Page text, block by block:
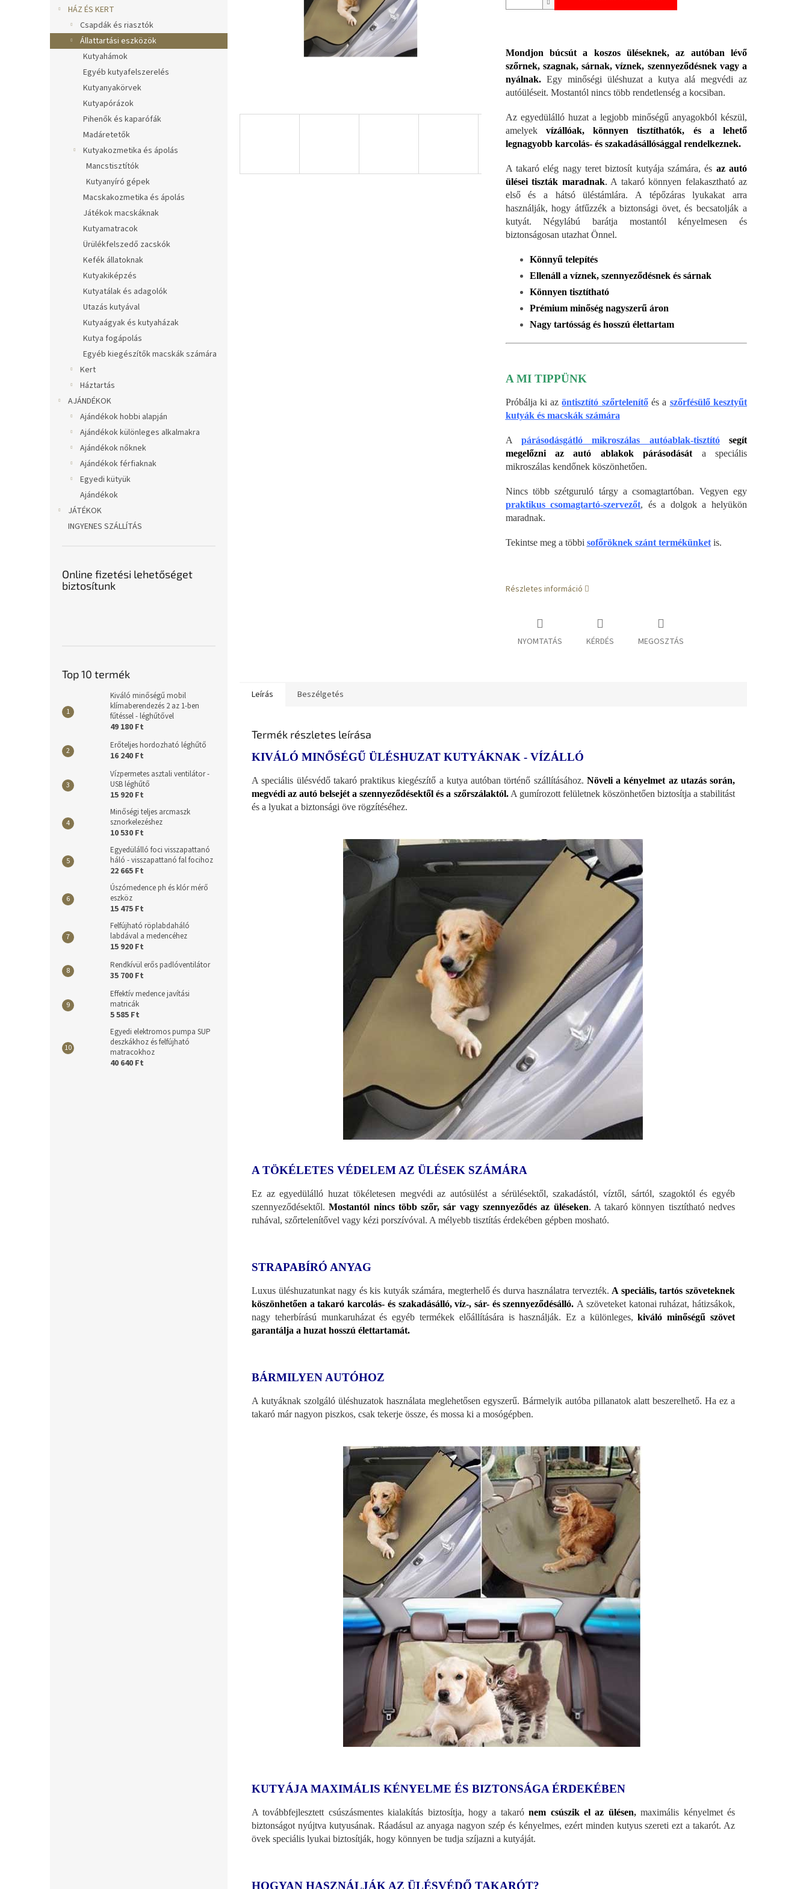
HÁZ ÉS KERT
Csapdák és riasztók
Állattartási eszközök
Kutyahámok
Egyéb kutyafelszerelés
Kutyanyakörvek
Kutyapórázok
Pihenők és kaparófák
Madáretetők
Kutyakozmetika és ápolás
Mancstisztítók
Kutyanyíró gépek
Macskakozmetika és ápolás
Játékok macskáknak
Kutyamatracok
Ürülékfelszedő zacskók
Kefék állatoknak
Kutyakiképzés
Kutyatálak és adagolók
Utazás kutyával
Kutyaágyak és kutyaházak
Kutya fogápolás
Egyéb kiegészítők macskák számára
Kert
Háztartás
AJÁNDÉKOK
Ajándékok hobbi alapján
Ajándékok különleges alkalmakra
Ajándékok nőknek
Ajándékok férfiaknak
Egyedi kütyük
Ajándékok
JÁTÉKOK
INGYENES SZÁLLÍTÁS
Online fizetési lehetőséget
biztosítunk
Top 10 termék
Kiváló minőségű mobil
klímaberendezés 2 az 1-ben
fűtéssel - léghűtővel
49 180 Ft
Erőteljes hordozható léghűtő
16 240 Ft
Vízpermetes asztali ventilátor -
USB léghűtő
15 920 Ft
Minőségi teljes arcmaszk
sznorkelezéshez
10 530 Ft
Egyedülálló foci visszapattanó
háló - visszapattanó fal focihoz
22 665 Ft
Úszómedence ph és klór mérő
eszköz
15 475 Ft
Felfújható röplabdaháló
labdával a medencéhez
15 920 Ft
Rendkívül erős padlóventilátor
35 700 Ft
Effektív medence javítási
matricák
5 585 Ft
Egyedi elektromos pumpa SUP
deszkákhoz és felfújható
matracokhoz
40 640 Ft
Mondjon búcsút a koszos üléseknek, az autóban lévő
szőrnek, szagnak, sárnak, víznek, szennyeződésnek vagy a
nyálnak.Egy minőségi üléshuzat a kutya alá megvédi az
autóüléseit. Mostantól nincs több rendetlenség a kocsiban.
Az egyedülálló huzat a legjobb minőségű anyagokból készül,
amelyekvízállóak, könnyen tisztíthatók, és a lehető
legnagyobb karcolás- és szakadásállósággal rendelkeznek.
A takaró elég nagy teret biztosít kutyája számára, és az autó
ülései tiszták maradnak. A takaró könnyen felakasztható az
első és a hátsó üléstámlára. A tépőzáras lyukakat arra
használják, hogy átfűzzék a biztonsági övet, és becsatolják a
kutyát. Négylábú barátja mostantól kényelmesen és
biztonságosan utazhat Önnel.
Könnyű telepítés
Ellenáll a víznek, szennyeződésnek és sárnak
Könnyen tisztítható
Prémium minőség nagyszerű áron
Nagy tartósság és hosszú élettartam
A MI TIPPÜNK
Próbálja ki azöntisztító szőrtelenítőés a szőrfésülő kesztyűt
kutyák és macskák számára
A párásodásgátló mikroszálas autóablak-tisztító
segít
megelőzni az autó ablakok párásodásáta speciális
mikroszálas kendőnek köszönhetően.
Nincs több szétguruló tárgy a csomagtartóban. Vegyen egy
praktikus csomagtartó-szervezőt, és a dolgok a helyükön
maradnak.
Tekintse meg a többi sofőröknek szánt termékünketis.
Részletes információ
NYOMTATÁS KÉRDÉS MEGOSZTÁS
Leírás Beszélgetés
Termék részletes leírása
KIVÁLÓ MINŐSÉGŰ ÜLÉSHUZAT KUTYÁKNAK - VÍZÁLLÓ
A speciális ülésvédő takaró praktikus kiegészítő a kutya autóban történő szállításához. Növeli a kényelmet az utazás során,
megvédi az autó belsejét a szennyeződésektől és a szőrszálaktól.A gumírozott felületnek köszönhetően biztosítja a stabilitást
és a lyukat a biztonsági öve rögzítéséhez.
A TÖKÉLETES VÉDELEM AZ ÜLÉSEK SZÁMÁRA
Ez az egyedülálló huzat tökéletesen megvédi az autósülést a sérülésektől, szakadástól, víztől, sártól, szagoktól és egyéb
szennyeződésektől.Mostantól nincs több szőr, sár vagy szennyeződés az üléseken. A takaró könnyen tisztítható nedves
ruhával, szőrtelenítővel vagy kézi porszívóval. A mélyebb tisztítás érdekében gépben mosható.
STRAPABÍRÓ ANYAG
Luxus üléshuzatunkat nagy és kis kutyák számára, megterhelő és durva használatra tervezték. A speciális, tartós szöveteknek
köszönhetően a takaró karcolás- és szakadásálló, víz-, sár- és szennyeződésálló. A szöveteket katonai ruházat, hátizsákok,
nagy teherbírású munkaruházat és egyéb termékek előállítására is használják. Ez a különleges,kiváló minőségű szövet
garantálja a huzat hosszú élettartamát.
BÁRMILYEN AUTÓHOZ
A kutyáknak szolgáló üléshuzatok használata meglehetősen egyszerű. Bármelyik autóba pillanatok alatt beszerelhető. Ha ez a
takaró már nagyon piszkos, csak tekerje össze, és mossa ki a mosógépben.
KUTYÁJA MAXIMÁLIS KÉNYELME ÉS BIZTONSÁGA ÉRDEKÉBEN
A továbbfejlesztett csúszásmentes kialakítás biztosítja, hogy a takarónem csúszik el az ülésen,maximális kényelmet és
biztonságot nyújtva kutyusának. Ráadásul az anyaga nagyon szép és kényelmes, ezért minden kutyus szereti ezt a takarót. Az
övek speciális lyukai biztosítják, hogy könnyen be tudja szíjazni a kutyáját.
HOGYAN HASZNÁLJÁK AZ ÜLÉSVÉDŐ TAKARÓT?